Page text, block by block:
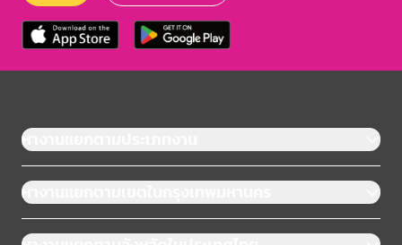
หางานแยกตามประเภทงาน
หางานแยกตามเขตในกรุงเทพมหานคร